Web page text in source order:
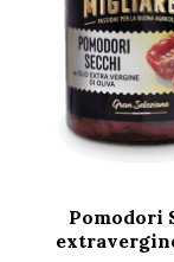
Pomodori